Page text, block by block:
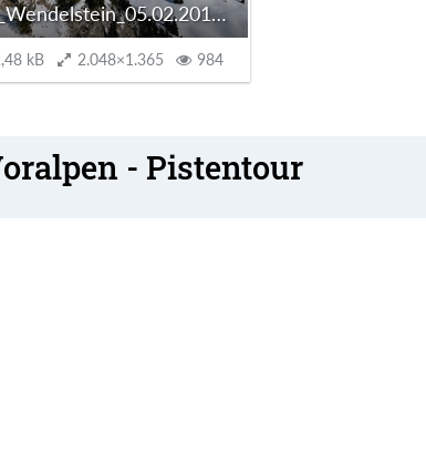
Klaus_Wendelstein_05.02.2017_1000125.jpg
kB 2.048×1.365 984
- Pistentour